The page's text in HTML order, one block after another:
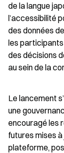
de la langue
l’accessibilité
des données
les
des décisions
au sein de la
Le lancement
une
encouragé les
futures mises
plateforme,